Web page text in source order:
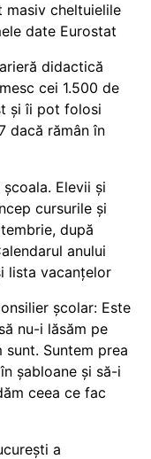
masiv cheltuielile
date Eurostat
didactică
cei 1.500 de
și îi pot folosi
dacă rămân în
Elevii și
cursurile și
după
anului
lista vacanțelor
școlar: Este
nu-i lăsăm pe
Suntem prea
șabloane și să-i
ceea ce fac
a